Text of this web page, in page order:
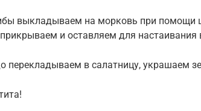
выкладываем на морковь при помощи
и оставляем для настаивания
перекладываем в салатницу, украшаем